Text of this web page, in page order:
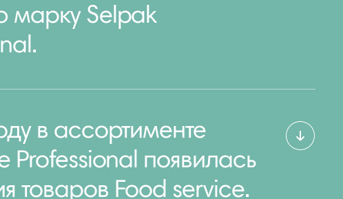
марку Selpak
в ассортименте
Professional появилась
товаров Food service.